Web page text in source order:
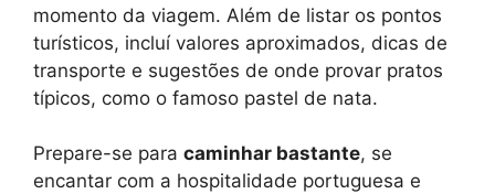
momento da viagem. Além de listar os pontos
turísticos, incluí valores aproximados, dicas de
transporte e sugestões de onde provar pratos
típicos, como o famoso pastel de nata.
Prepare-se para caminhar bastante, se
encantar com a hospitalidade portuguesa e